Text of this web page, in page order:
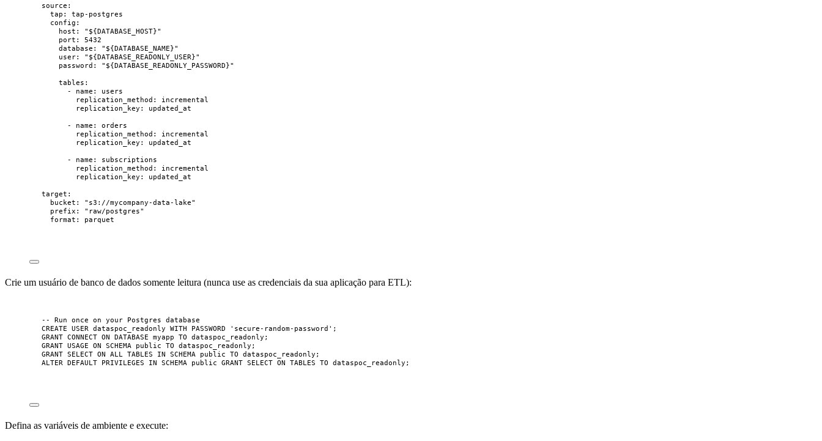
source :
tap : tap-postgres
config :
host : " ${DATABASE_HOST}"
port : 5432
database : " ${DATABASE_NAME}"
user: " ${DATABASE_READONLY_USER}"
password : " ${DATABASE_READONLY_PASSWORD}"
tables :
- name : users
replication_method : incremental
replication_key : updated_at
- name : orders
replication_method : incremental
replication_key : updated_at
- name : subscriptions
replication_method : incremental
replication_key : updated_at
target :
bucket : " s3://mycompany-data-lake"
prefix : " raw/postgres"
format : parquet
Crie um usuário de banco de dados somente leitura (nunca use as credenciais da sua aplicação para ETL):
-- Run once on your Postgres database
CREATE USER dataspoc_readonly WITH PASSWORD ' secure-random-password ' ;
GRANT CONNECT ON DATABASE myapp TO dataspoc_readonly;
GRANT USAGE ON SCHEMA public TO dataspoc_readonly;
GRANT SELECT ON ALL TABLES IN SCHEMA public TO dataspoc_readonly;
ALTER DEFAULT PRIVILEGES IN SCHEMA public GRANT SELECT ON TABLES TO dataspoc_readonly;
Defina as variáveis de ambiente e execute: